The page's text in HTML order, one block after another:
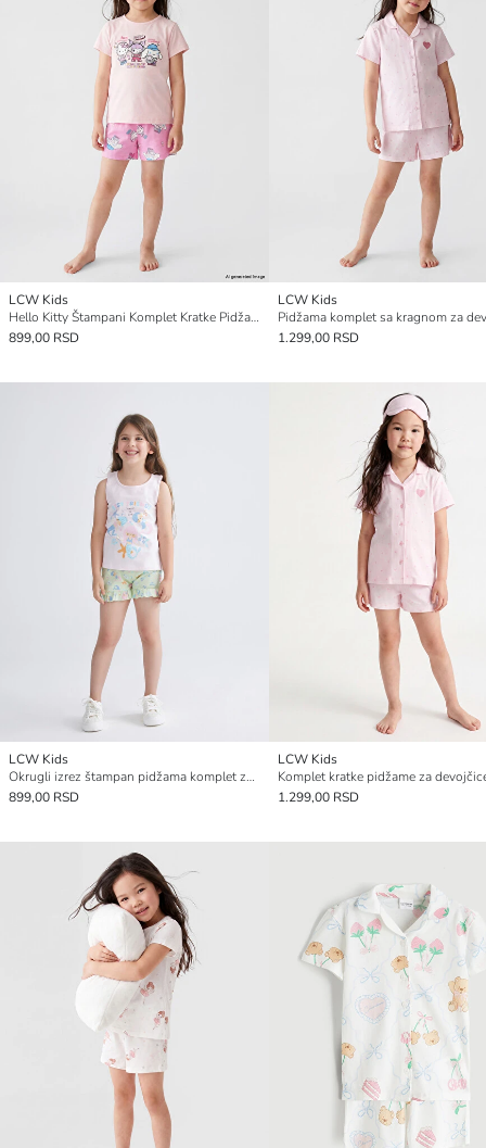
LCW Kids
Hello Kitty Štampani Komplet Kratke Pidžame za Devojčice
899,00 RSD
LCW Kids
1.299,00 RSD
LCW Kids
Okrugli izrez štampan pidžama komplet za devojčice sa šortsom
899,00 RSD
LCW Kids
1.299,00 RSD